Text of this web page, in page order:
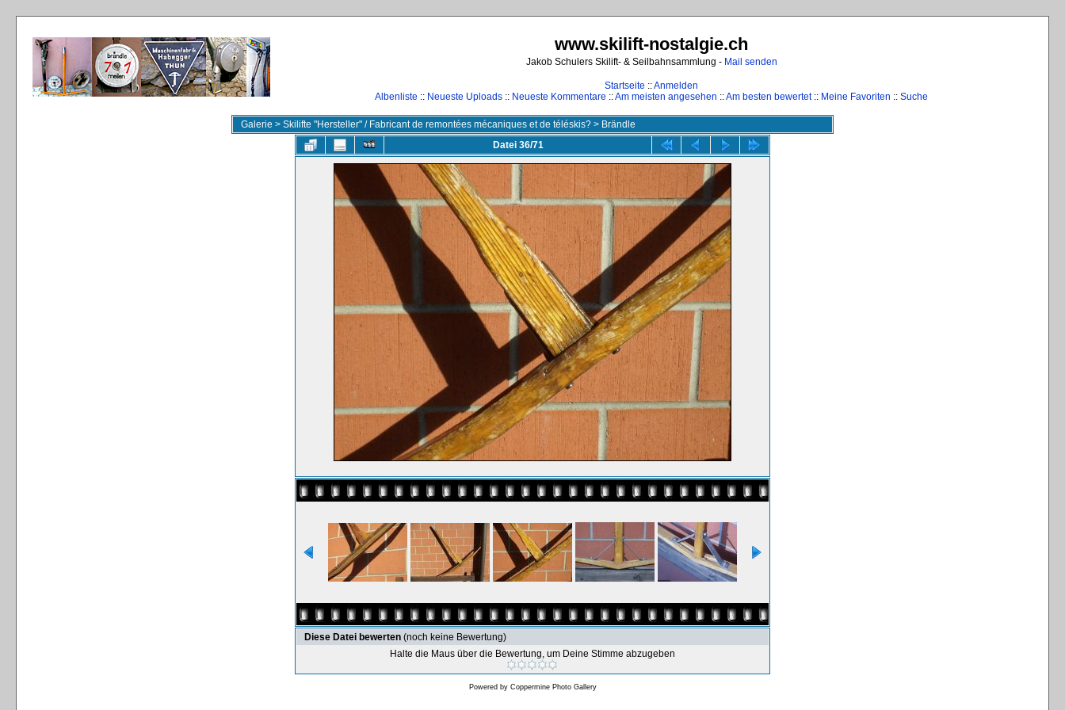
www.skilift-nostalgie.ch
Jakob Schulers Skilift- & Seilbahnsammlung - Mail senden
Startseite ::Anmelden
Albenliste :: Neueste Uploads :: Neueste Kommentare ::Am meisten angesehen ::Am besten bewertet:: Meine Favoriten :: Suche
Galerie > Skilifte "Hersteller" / Fabricant de remontées mécaniques et de téléskis? > Brändle
Datei 36/71
Diese Datei bewerten (noch keine Bewertung)
Halte die Maus über die Bewertung, um Deine Stimme abzugeben
Powered by Coppermine Photo Gallery